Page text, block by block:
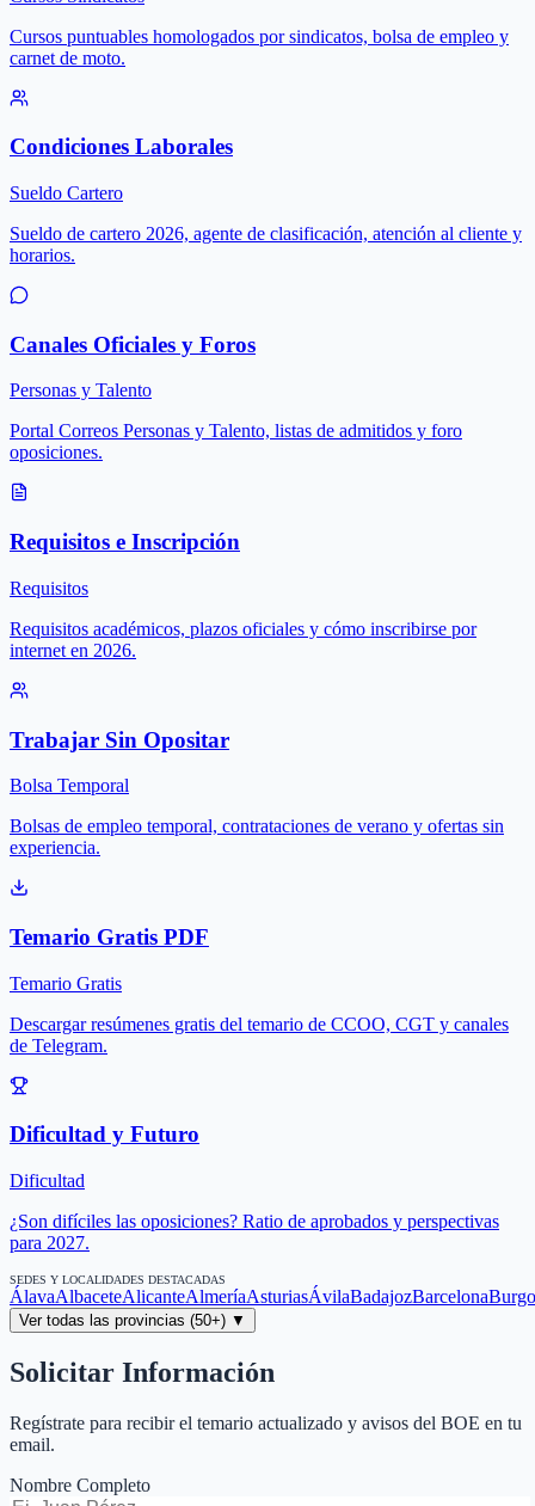
Cursos puntuables homologados por sindicatos, bolsa de empleo y
carnet de moto.
Condiciones Laborales
Sueldo Cartero
Sueldo de cartero 2026, agente de clasificación, atención al cliente y
horarios.
Canales Oficiales y Foros
Personas y Talento
Portal Correos Personas y Talento, listas de admitidos y foro
oposiciones.
Requisitos e Inscripción
Requisitos
Requisitos académicos, plazos oficiales y cómo inscribirse por
internet en 2026.
Trabajar Sin Opositar
Bolsa Temporal
Bolsas de empleo temporal, contrataciones de verano y ofertas sin
experiencia.
Temario Gratis PDF
Temario Gratis
Descargar resúmenes gratis del temario de CCOO, CGT y canales
de Telegram.
Dificultad y Futuro
Dificultad
¿Son difíciles las oposiciones? Ratio de aprobados y perspectivas
para 2027.
SEDES Y LOCALIDADES DESTACADAS
ÁlavaAlbaceteAlicanteAlmeríaAsturiasÁvilaBadajozBarcelona
Ver todas las provincias (50+) ▼
Solicitar Información
Regístrate para recibir el temario actualizado y avisos del BOE en tu
email.
Nombre Completo